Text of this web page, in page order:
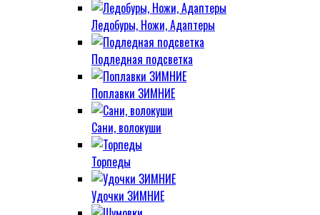
Ледобуры, Ножи, Адаптеры
Подледная подсветка
Поплавки ЗИМНИЕ
Сани, волокуши
Торпеды
Удочки ЗИМНИЕ